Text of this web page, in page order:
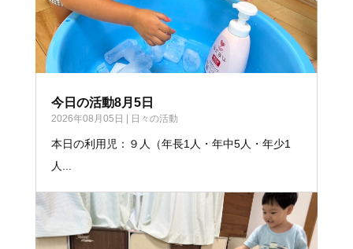
今日の活動8月5日
2026年08月05日 日々の活動
本日の利用児：９人（年長1人・年中5人・年少1
人...